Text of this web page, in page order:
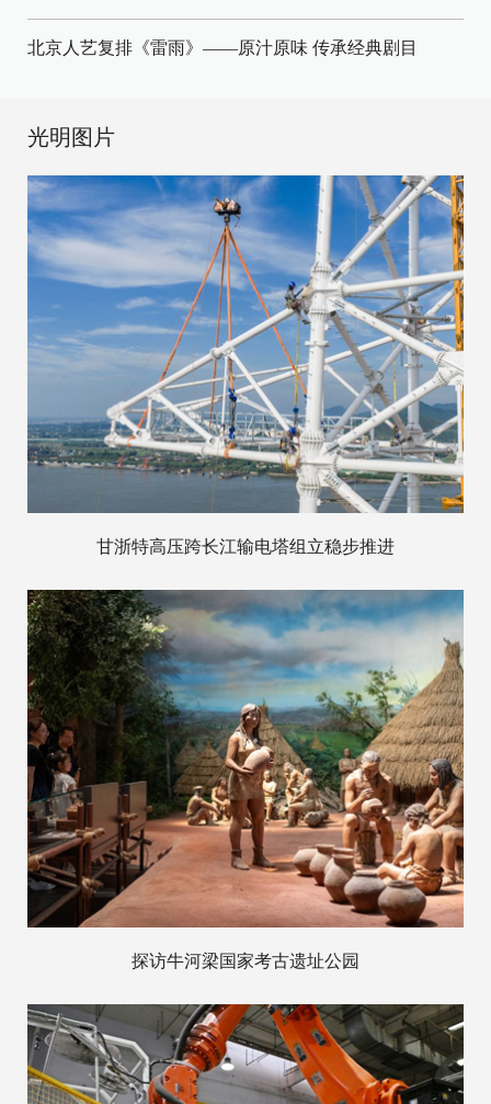
北京人艺复排《雷雨》——原汁原味 传承经典剧目
光明图片
甘浙特高压跨长江输电塔组立稳步推进
探访牛河梁国家考古遗址公园